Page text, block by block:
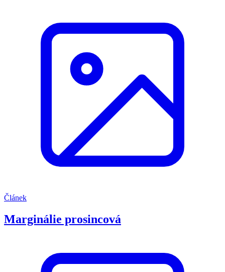
Článek
Marginálie prosincová